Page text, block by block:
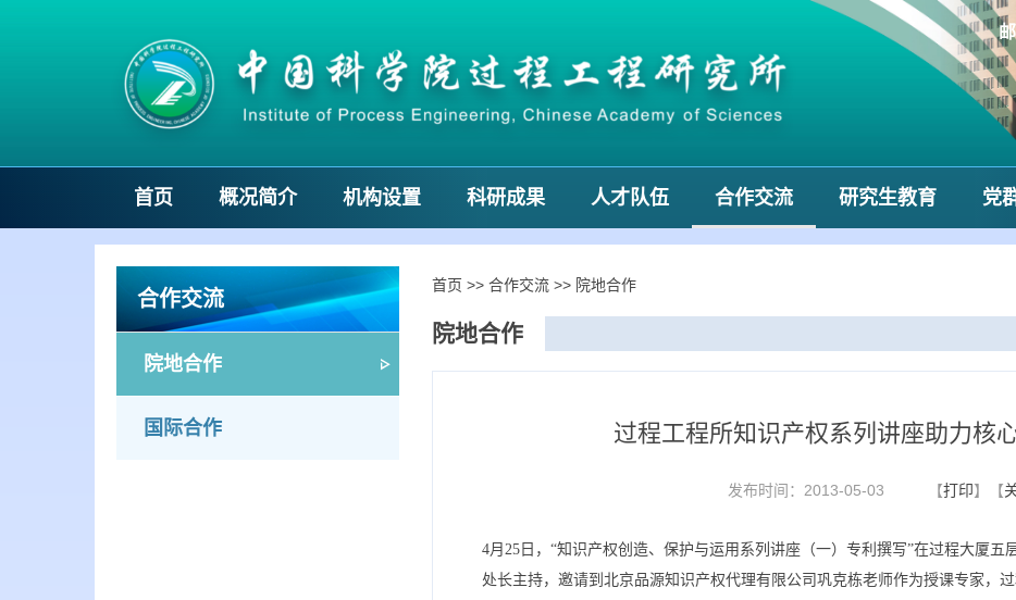
首页 概况简介 机构设置 科研成果 人才队伍 合作交流 研究生教育 党
合作交流
院地合作
国际合作
首页 >> 合作交流 >> 院地合作
院地合作
过程工程所知识产权系列讲座助力核
发布时间：2013-05-03 【打印】【
4月25日，“知识产权创造、保护与运用系列讲座（一）专利撰写”在过程大厦
处长主持，邀请到北京品源知识产权代理有限公司巩克栋老师作为授课专家，